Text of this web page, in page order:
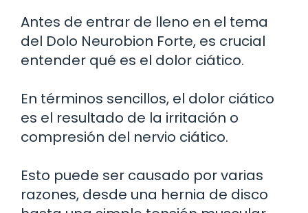
Antes de entrar de lleno en el tema
del Dolo Neurobion Forte, es crucial
entender qué es el dolor ciático.
En términos sencillos, el dolor ciático
es el resultado de la irritación o
compresión del nervio ciático.
Esto puede ser causado por varias
razones, desde una hernia de disco